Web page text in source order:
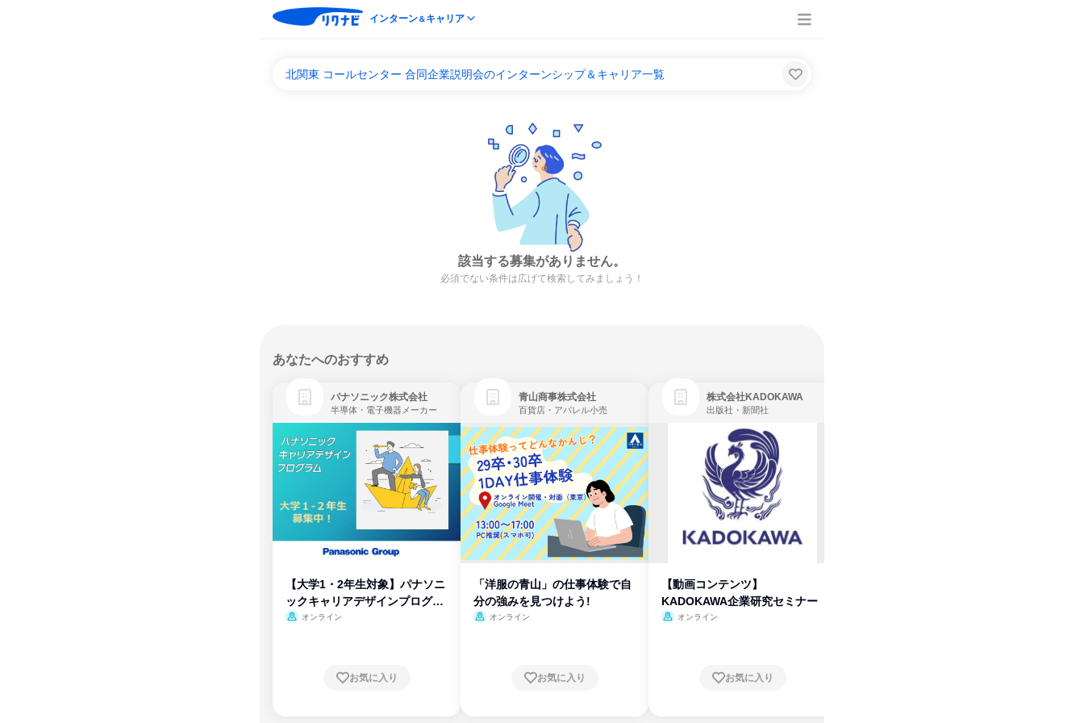
インターン＆キャリア
北関東 コールセンター 合同企業説明会のインターンシップ＆キャリア一覧
該当する募集がありません。
必須でない条件は広げて検索してみましょう！
あなたへのおすすめ
パナソニック株式会社
半導体・電子機器メーカー
【大学1・2年生対象】パナソニ
ックキャリアデザインプログラ
ム
オンライン
お気に入り
青山商事株式会社
百貨店・アパレル小売
「洋服の青山」の仕事体験で自
分の強みを見つけよう!
オンライン
お気に入り
株式会社KADOKAWA
出版社・新聞社
【動画コンテンツ】
KADOKAWA企業研究セミナー
オンライン
お気に入り